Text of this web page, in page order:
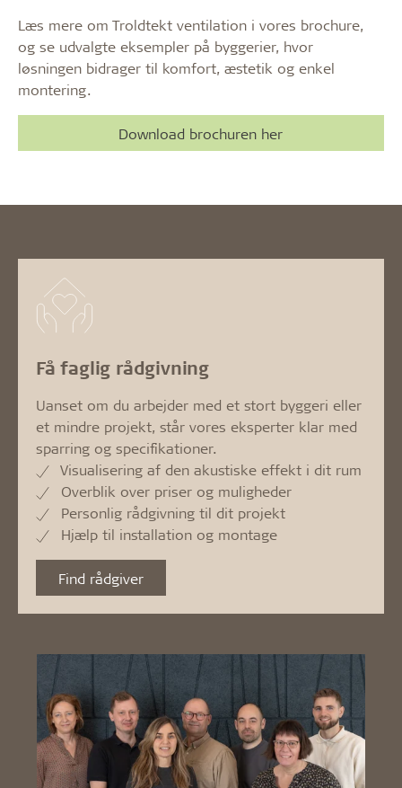
Læs mere om Troldtekt ventilation i vores brochure,
og se udvalgte eksempler på byggerier, hvor
løsningen bidrager til komfort, æstetik og enkel
montering.
Download brochuren her
Få faglig rådgivning
Uanset om du arbejder med et stort byggeri eller
et mindre projekt, står vores eksperter klar med
sparring og specifikationer.
Visualisering af den akustiske effekt i dit rum
Overblik over priser og muligheder
Personlig rådgivning til dit projekt
Hjælp til installation og montage
Find rådgiver